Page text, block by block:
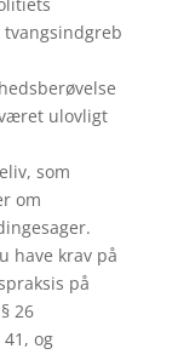
ulovligt
som
om
have krav på
på
26
og